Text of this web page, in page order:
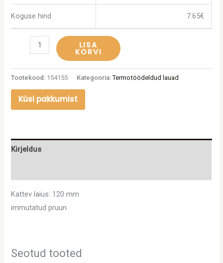
Koguse hind 7.65€
LISA
KORVI
Tootekood: 154155 Kategooria:Termotöödeldud lauad
Küsi pakkumist
Kirjeldus
Kattev laius: 120 mm
immutatud pruun
Seotud tooted